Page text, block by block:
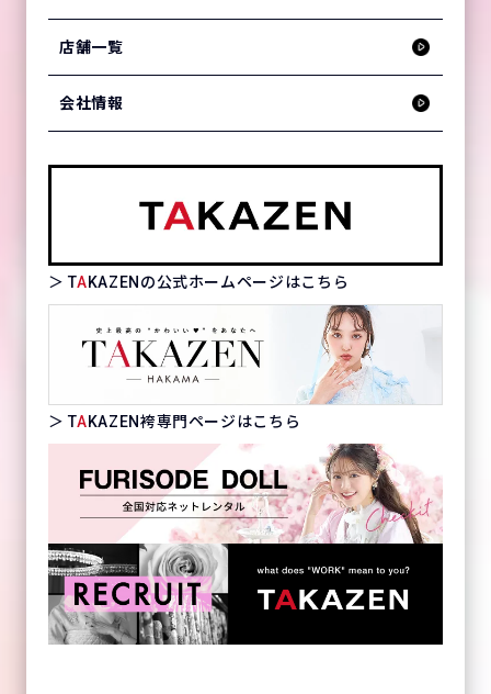
店舗一覧
会社情報
＞ TAKAZENの公式ホームページはこちら
＞ TAKAZEN袴専門ページはこちら